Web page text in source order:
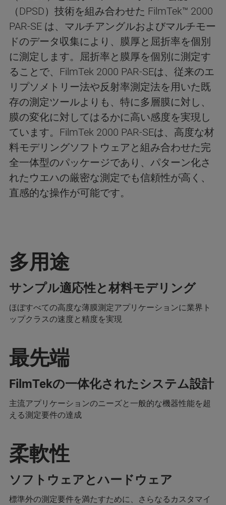
（DPSD）技術を組み合わせた FilmTek™ 2000
PAR-SE は、マルチアングルおよびマルチモー
ドのデータ収集により、膜厚と屈折率を個別
に測定します。屈折率と膜厚を個別に測定す
ることで、FilmTek 2000 PAR-SEは、従来のエ
リプソメトリー法や反射率測定法を用いた既
存の測定ツールよりも、特に多層膜に対し、
膜の変化に対してはるかに高い感度を実現し
ています。FilmTek 2000 PAR-SEは、高度な材
料モデリングソフトウェアと組み合わせた完
全一体型のパッケージであり、パターン化さ
れたウエハの厳密な測定でも信頼性が高く、
直感的な操作が可能です。
多用途
サンプル適応性と材料モデリング
ほぼすべての高度な薄膜測定アプリケーションに業界ト
ップクラスの速度と精度を実現
最先端
FilmTekの一体化されたシステム設計
主流アプリケーションのニーズと一般的な機器性能を超
える測定要件の達成
柔軟性
ソフトウェアとハードウェア
標準外の測定要件を満たすために、さらなるカスタマイ